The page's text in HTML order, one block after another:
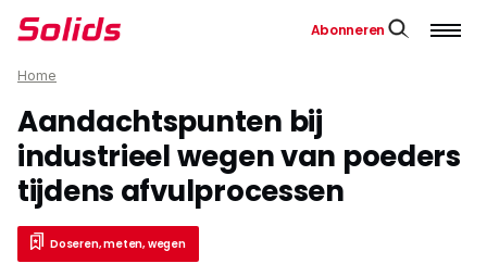
Abonneren
Home
Aandachtspunten bij
industrieel wegen van poeders
tijdens afvulprocessen
Doseren, meten, wegen